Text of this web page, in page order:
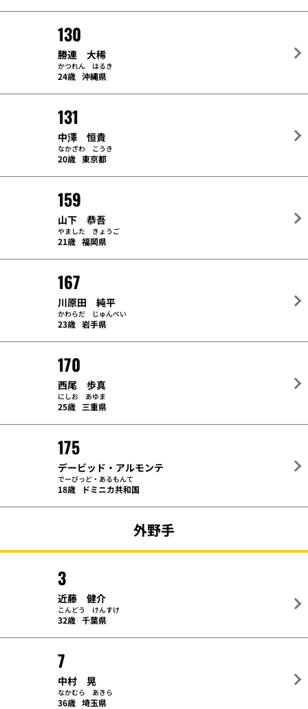
130
勝連 大稀
かつれん はるき
24歳 沖縄県
131
中澤 恒貴
なかざわ こうき
20歳 東京都
159
山下 恭吾
やました きょうご
21歳 福岡県
167
川原田 純平
かわらだ じゅんぺい
23歳 岩手県
170
西尾 歩真
にしお あゆま
25歳 三重県
175
デービッド・アルモンテ
でーびっど・あるもんて
18歳 ドミニカ共和国
外野手
3
近藤 健介
こんどう けんすけ
32歳 千葉県
7
中村 晃
なかむら あきら
36歳 埼玉県